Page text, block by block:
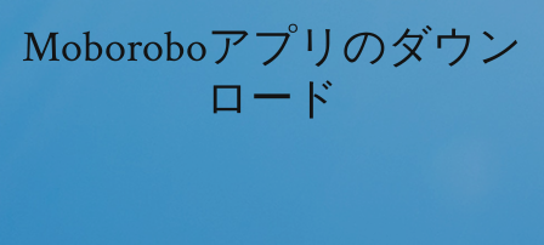
Moboroboアプリのダウン
ロード